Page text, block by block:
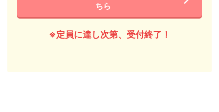
ちら
※定員に達し次第、受付終了！